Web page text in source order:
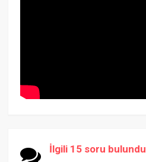
İlgili 15 soru bulundu